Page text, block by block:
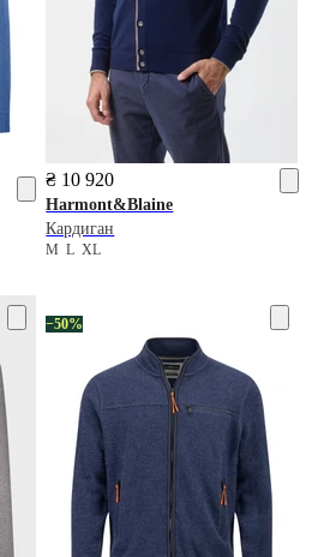
₴ 10 920
Harmont&Blaine
Кардиган
MLXL
−50%